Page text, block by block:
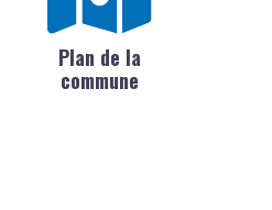
Plan de la
commune